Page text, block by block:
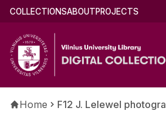
Skip
main
content
Main
(english)
COLLECTIONSABOUTPROJECTS
Breadcrumb
Home F12 J. Lelewel